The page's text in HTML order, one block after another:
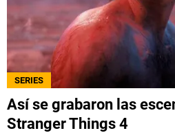
SERIES
Así se grabaron las
Stranger Things 4